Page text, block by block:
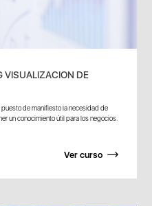
VISUALIZACION DE
puesto de manifiesto la necesidad de
un conocimiento útil para los negocios.
Ver curso